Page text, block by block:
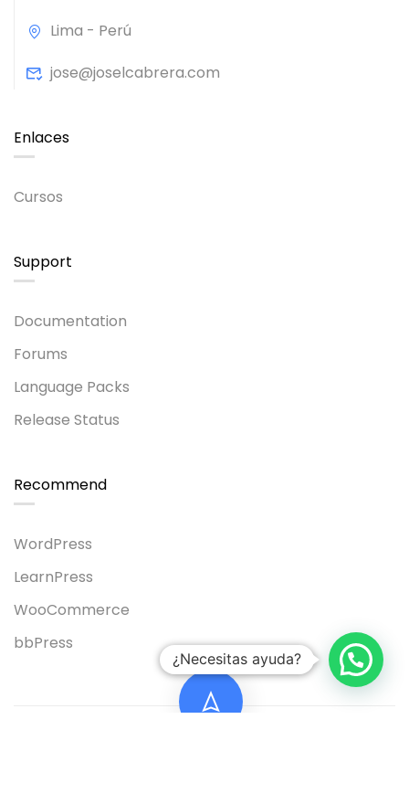
Lima - Perú
jose@joselcabrera.com
Enlaces
Cursos
Support
Documentation
Forums
Language Packs
Release Status
Recommend
WordPress
LearnPress
WooCommerce
bbPress
¿Necesitas ayuda?